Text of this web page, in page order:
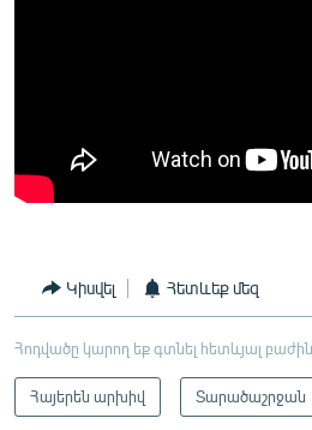
Կիսվել Հետևեք մեզ
Հոդվածը կարող եք գտնել հետևյալ
Հայերեն արխիվ Տարածաշրջան